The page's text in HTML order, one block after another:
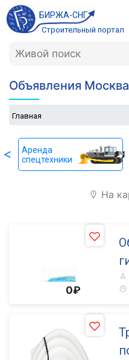
БИРЖА-СНГ
Строительный портал
Объявления Москва
Главная
<
Аренда
спецтехники
На
0₽